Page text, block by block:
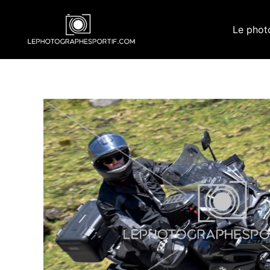
contenu
Le